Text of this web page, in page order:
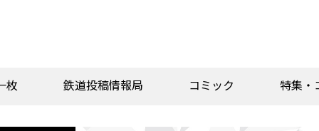
枚 鉄道投稿情報局 コミック 特集・